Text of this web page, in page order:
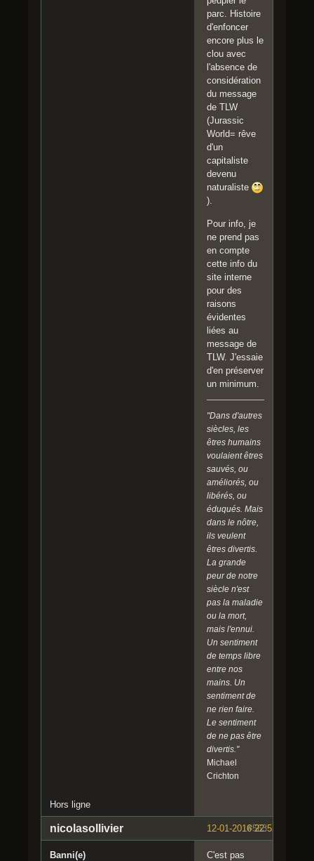
parc. Histoire
d'enfoncer
encore plus le
clou avec
l'absence de
considération
du message
de TLW
(Jurassic
World= rêve
d'un
capitaliste
devenu
naturaliste
).
Pour info, je
ne prend pas
en compte
cette info du
site interne
pour des
raisons
évidentes
liées au
message de
TLW. J'essaie
d'en préserver
un minimum.
"Dans d'autres
siècles, les
êtres humains
voulaient êtres
sauvés, ou
améliorés, ou
libérés, ou
éduqués. Mais
dans le nôtre,
ils veulent
êtres divertis.
La grande
peur de notre
siècle n'est
pas la maladie
ou la mort,
mais l'ennui.
Un sentiment
de temps libre
entre nos
mains. Un
sentiment de
ne rien faire.
Le sentiment
de ne pas être
divertis."
Michael
Crichton
Hors ligne
#563
12-01-2016 22:52:02
nicolasollivier
Banni(e)
C'est pas